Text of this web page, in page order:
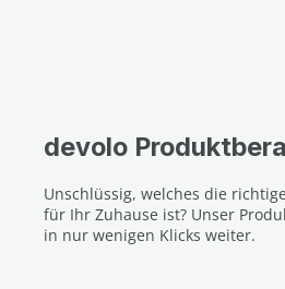
devolo
Unschlüssig, welches die
für Ihr Zuhause ist? Unser
in nur wenigen Klicks weiter.